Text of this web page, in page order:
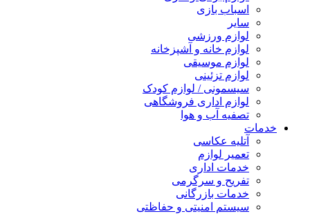
اسباب بازی
سایر
لوازم ورزشی
لوازم خانه و آشپزخانه
لوازم موسیقی
لوازم تزئینی
سیسمونی / لوازم کودک
لوازم اداری فروشگاهی
تصفیه آب و هوا
خدمات
آتلیه عکاسی
تعمیر لوازم
خدمات اداری
تفریح و سرگرمی
خدمات بازرگانی
سیستم امنیتی و حفاظتی